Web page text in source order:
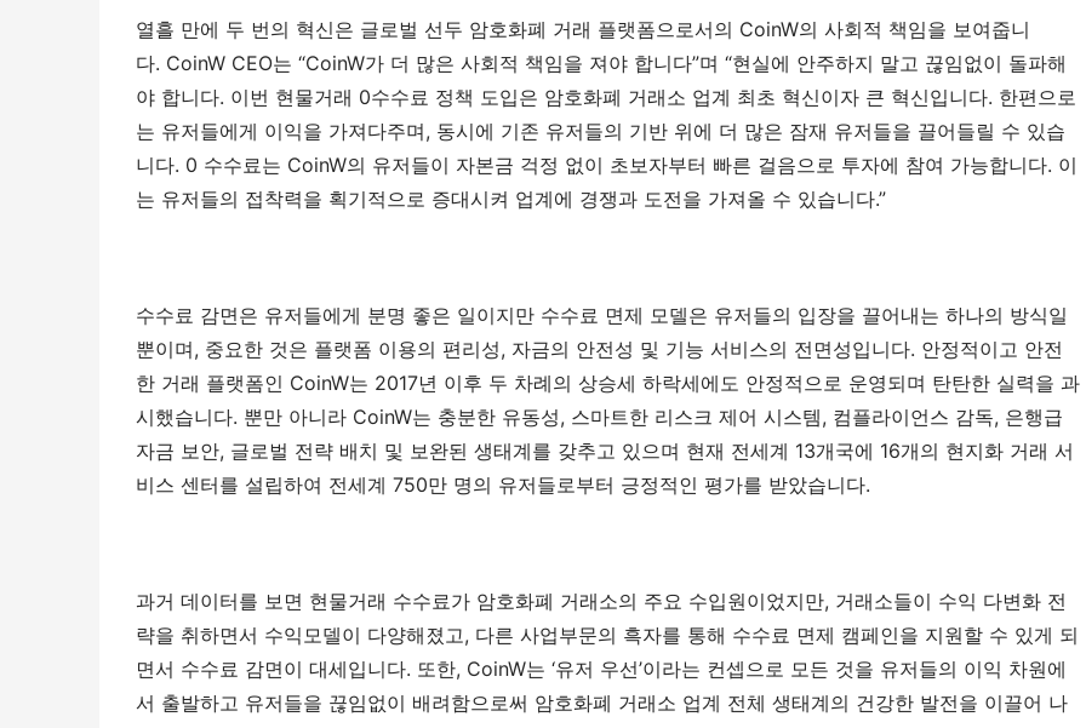
열흘 만에 두 번의 혁신은 글로벌 선두 암호화폐 거래 플랫폼으로서의 CoinW의 사회적 책임을 보여줍니
다. CoinW CEO는 “CoinW가 더 많은 사회적 책임을 져야 합니다”며 “현실에 안주하지 말고 끊임없이 돌파해
야 합니다. 이번 현물거래 0수수료 정책 도입은 암호화폐 거래소 업계 최초 혁신이자 큰 혁신입니다. 한편으로
는 유저들에게 이익을 가져다주며, 동시에 기존 유저들의 기반 위에 더 많은 잠재 유저들을 끌어들릴 수 있습
니다. 0 수수료는 CoinW의 유저들이 자본금 걱정 없이 초보자부터 빠른 걸음으로 투자에 참여 가능합니다. 이
는 유저들의 접착력을 획기적으로 증대시켜 업계에 경쟁과 도전을 가져올 수 있습니다.”
수수료 감면은 유저들에게 분명 좋은 일이지만 수수료 면제 모델은 유저들의 입장을 끌어내는 하나의 방식일
뿐이며, 중요한 것은 플랫폼 이용의 편리성, 자금의 안전성 및 기능 서비스의 전면성입니다. 안정적이고 안전
한 거래 플랫폼인 CoinW는 2017년 이후 두 차례의 상승세 하락세에도 안정적으로 운영되며 탄탄한 실력을 과
시했습니다. 뿐만 아니라 CoinW는 충분한 유동성, 스마트한 리스크 제어 시스템, 컴플라이언스 감독, 은행급
자금 보안, 글로벌 전략 배치 및 보완된 생태계를 갖추고 있으며 현재 전세계 13개국에 16개의 현지화 거래 서
비스 센터를 설립하여 전세계 750만 명의 유저들로부터 긍정적인 평가를 받았습니다.
과거 데이터를 보면 현물거래 수수료가 암호화폐 거래소의 주요 수입원이었지만, 거래소들이 수익 다변화 전
략을 취하면서 수익모델이 다양해졌고, 다른 사업부문의 흑자를 통해 수수료 면제 캠페인을 지원할 수 있게 되
면서 수수료 감면이 대세입니다. 또한, CoinW는 ‘유저 우선’이라는 컨셉으로 모든 것을 유저들의 이익 차원에
서 출발하고 유저들을 끊임없이 배려함으로써 암호화폐 거래소 업계 전체 생태계의 건강한 발전을 이끌어 나